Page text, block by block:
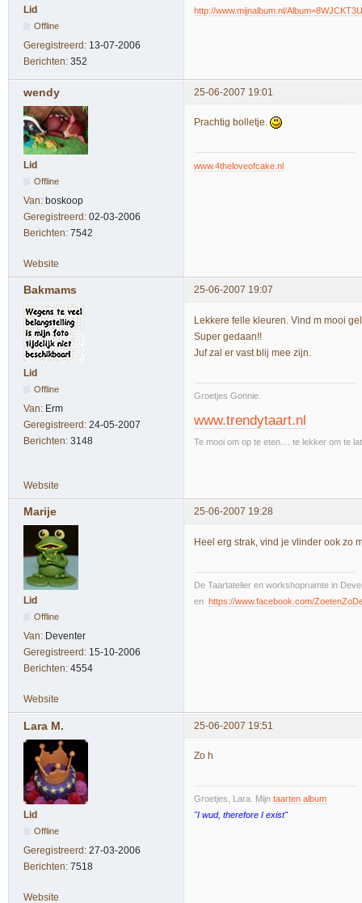
Lid
Offline
Geregistreerd: 13-07-2006
Berichten: 352
http://www.mijnalbum.nl/Album=8WJCKT3U
wendy 25-06-2007 19:01
Lid
Offline
Van: boskoop
Geregistreerd: 02-03-2006
Berichten: 7542
Prachtig bolletje.
www.4theloveofcake.nl
Website
Bakmams 25-06-2007 19:07
Lid
Offline
Van: Erm
Geregistreerd: 24-05-2007
Berichten: 3148
Lekkere felle kleuren. Vind m mooi
Super gedaan!!
Juf zal er vast blij mee zijn.
Groetjes Gonnie.
www.trendytaart.nl
Te mooi om op te eten.... te lekker om te
Website
Marije 25-06-2007 19:28
Lid
Offline
Van: Deventer
Geregistreerd: 15-10-2006
Berichten: 4554
Heel erg strak, vind je vlinder ook zo
De Taartatelier en workshopruimte in
en https://www.facebook.com/
Website
Lara M. 25-06-2007 19:51
Lid
Offline
Geregistreerd: 27-03-2006
Berichten: 7518
Zo h
Groetjes, Lara. Mijn taarten album
"I wud, therefore I exist"
Website